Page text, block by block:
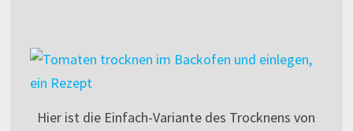
Hier ist die Einfach-Variante des Trocknens von